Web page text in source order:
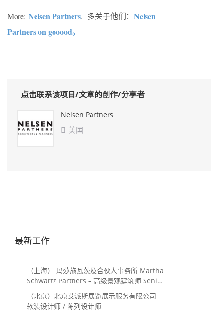
More: Nelsen Partners. 多关于他们： Nelsen
Partners on gooood。
点击联系该项目/文章的创作/分享者
Nelsen Partners
 美国
最新工作
（上海） 玛莎施瓦茨及合伙人事务所 Martha
Schwartz Partners – 高级景观建筑师 Senior
Landscape Designer / 景观建筑师
Landscape Designer
（北京）北京艾派斯展览展示服务有限公司 –
软装设计师 / 陈列设计师